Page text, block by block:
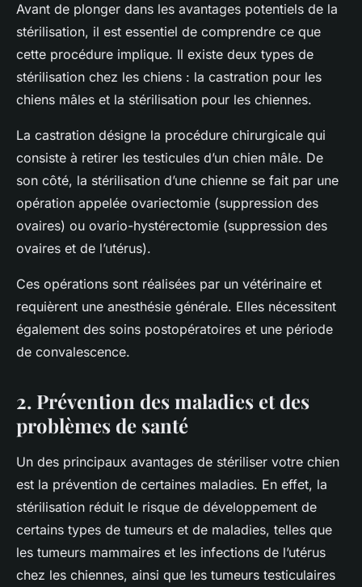
Avant de plonger dans les avantages potentiels de la
stérilisation, il est essentiel de comprendre ce que
cette procédure implique. Il existe deux types de
stérilisation chez les chiens : la castration pour les
chiens mâles et la stérilisation pour les chiennes.
La castration désigne la procédure chirurgicale qui
consiste à retirer les testicules d’un chien mâle. De
son côté, la stérilisation d’une chienne se fait par une
opération appelée ovariectomie (suppression des
ovaires) ou ovario-hystérectomie (suppression des
ovaires et de l’utérus).
Ces opérations sont réalisées par un vétérinaire et
requièrent une anesthésie générale. Elles nécessitent
également des soins postopératoires et une période
de convalescence.
2. Prévention des maladies et des
problèmes de santé
Un des principaux avantages de stériliser votre chien
est la prévention de certaines maladies. En effet, la
stérilisation réduit le risque de développement de
certains types de tumeurs et de maladies, telles que
les tumeurs mammaires et les infections de l’utérus
chez les chiennes, ainsi que les tumeurs testiculaires